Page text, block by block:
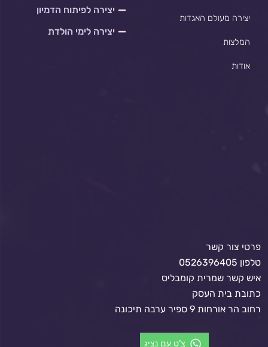
יצירה מעולם האגדות
המלצות
אודות
יצירה לפיתוח הדמיון
יצירה לימי הולדת
פרטי צור קשר
טלפון 0526396405
איש קשר שמרית קומבליס
כתובת בית העסק
רחוב הר אורחות 9 ספיר ערבה תיכונה
צ'ט עם נציג